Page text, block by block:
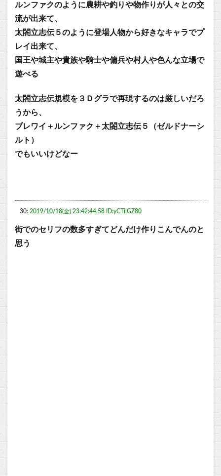
ルンファクのように農耕や釣りや物作りが人々との交
流が出来て、
太閤立志伝５のように登場人物から好きなキャラでプ
レイ出来て、
国王や城主や貴族や騎士や傭兵や村人や色んな立場で
遊べる
太閤立志伝規模を３Ｄグラで再現するのは厳しいだろ
うから、
ブレワイ＋ルンファク＋太閤立志伝５（ゼルドナーシ
ルト）
でもいいけどなー
30: 2019/10/18(金) 23:42:44.58 ID:yCTilGZ80
街でのセリフの数多すぎてどんだけ作りこんでんのと
思う